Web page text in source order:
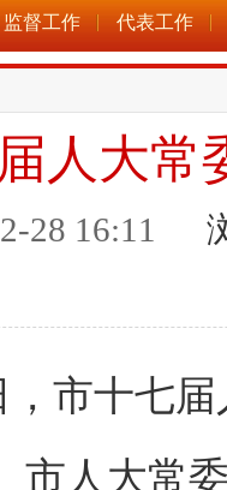
监督工作 代表工作
人大常
28 16:11 浏
十七届
市人大常